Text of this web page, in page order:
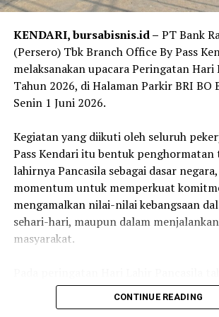
kehadiran Danantara menjadi
transformasi, serta meningkatkan
dalam mendukung agenda
“BRI akan terus melanjutkan
bertumpu pada fundamental yang kuat,
baru. Keberadaan Danantara menjadi
penting bagi BRI untuk memperkuat
mendukung pencapaian program
serta berbagai program prioritas
ingin memastikan pertumbuhan
tercermin pada kinerja keuangan,
kontribusi nyata BRI dalam
KENDARI, bursabisnis.id – PT Bank
(Persero) Tbk Branch Office By Pass
melaksanakan upacara Peringatan Hari
Tahun 2026, di Halaman Parkir BRI BO
Senin 1 Juni 2026.
‎Kegiatan yang diikuti oleh seluruh
Pass Kendari itu bentuk penghormatan
lahirnya Pancasila sebagai dasar
momentum untuk memperkuat
mengamalkan nilai-nilai kebangsaan
sehari-hari, maupun dalam
masyarakat.
Pemerintah Republik Indonesia
“Pancasila Pemersatu Bangsa Menuju
CONTINUE READING